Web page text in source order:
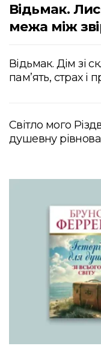
Відьмак.
межа між
Відьмак. Дім зі
пам’ять, страх і
Світло мого
душевну